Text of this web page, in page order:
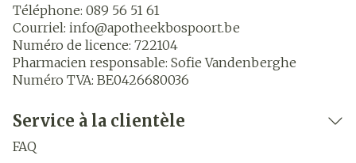
Téléphone: 089 56 51 61
Courriel: info@apotheekbospoort.be
Numéro de licence: 722104
Pharmacien responsable: Sofie Vandenberghe
Numéro TVA: BE0426680036
Service à la clientèle
FAQ